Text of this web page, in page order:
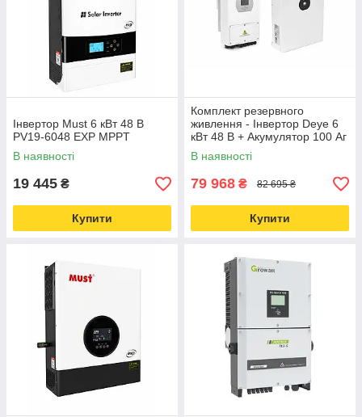
Інвертор Must 6 кВт 48 В
PV19-6048 EXP MPPT
В наявності
19 445 ₴
Купити
Комплект резервного
живлення - Інвертор Deye 6
кВт 48 В + Акумулятор 100 Аг
Deye SE-F5 Pro-C LiFePO4
В наявності
79 968 ₴ 82 695 ₴
Купити